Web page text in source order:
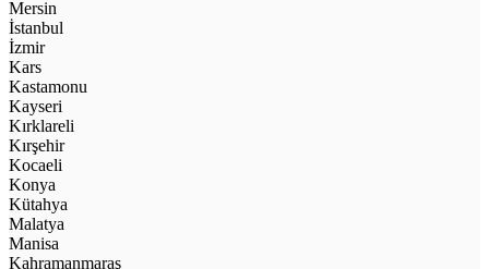
Mersin
İstanbul
İzmir
Kars
Kastamonu
Kayseri
Kırklareli
Kırşehir
Kocaeli
Konya
Kütahya
Malatya
Manisa
Kahramanmaraş